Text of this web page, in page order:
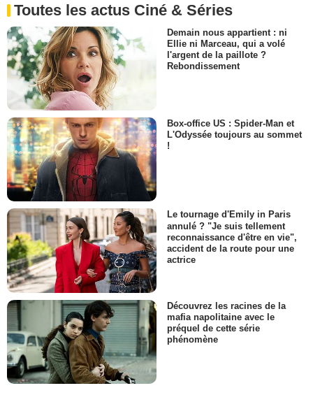
Toutes les actus Ciné & Séries
Demain nous appartient : ni
Ellie ni Marceau, qui a volé
l'argent de la paillote ?
Rebondissement
Box-office US : Spider-Man et
L'Odyssée toujours au sommet
!
Le tournage d'Emily in Paris
annulé ? "Je suis tellement
reconnaissance d'être en vie",
accident de la route pour une
actrice
Découvrez les racines de la
mafia napolitaine avec le
préquel de cette série
phénomène